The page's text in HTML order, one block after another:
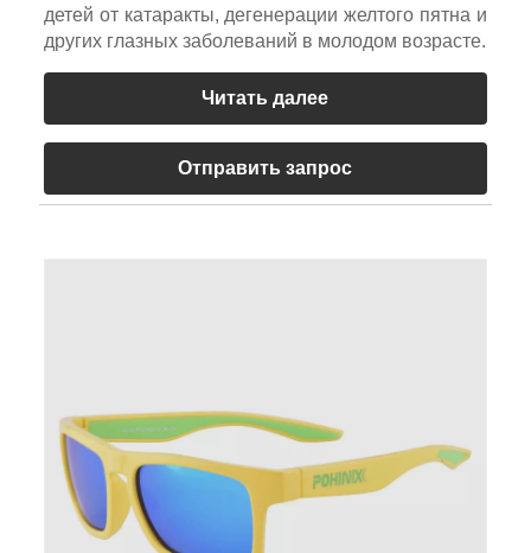
детей от катаракты, дегенерации желтого пятна и
других глазных заболеваний в молодом возрасте.
Читать далее
Отправить запрос